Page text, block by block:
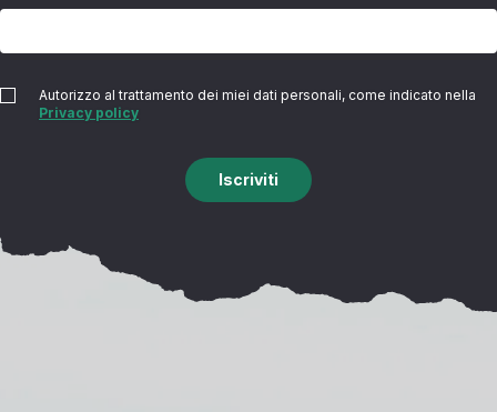
Autorizzo al trattamento dei miei dati personali, come indicato nella
Privacy policy
Iscriviti